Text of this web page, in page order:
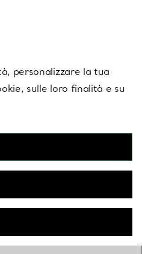
personalizzare la tua
sulle loro finalità e su